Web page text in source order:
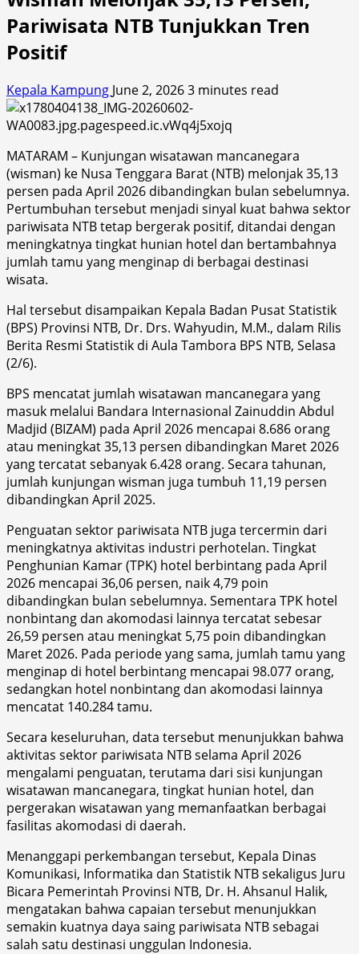
Pariwisata NTB Tunjukkan Tren
Positif
Kepala Kampung June 2, 20263 minutes read
MATARAM – Kunjungan wisatawan mancanegara
(wisman) ke Nusa Tenggara Barat (NTB) melonjak 35,13
persen pada April 2026 dibandingkan bulan sebelumnya.
Pertumbuhan tersebut menjadi sinyal kuat bahwa sektor
pariwisata NTB tetap bergerak positif, ditandai dengan
meningkatnya tingkat hunian hotel dan bertambahnya
jumlah tamu yang menginap di berbagai destinasi
wisata.
Hal tersebut disampaikan Kepala Badan Pusat Statistik
(BPS) Provinsi NTB, Dr. Drs. Wahyudin, M.M., dalam Rilis
Berita Resmi Statistik di Aula Tambora BPS NTB, Selasa
(2/6).
BPS mencatat jumlah wisatawan mancanegara yang
masuk melalui Bandara Internasional Zainuddin Abdul
Madjid (BIZAM) pada April 2026 mencapai 8.686 orang
atau meningkat 35,13 persen dibandingkan Maret 2026
yang tercatat sebanyak 6.428 orang. Secara tahunan,
jumlah kunjungan wisman juga tumbuh 11,19 persen
dibandingkan April 2025.
Penguatan sektor pariwisata NTB juga tercermin dari
meningkatnya aktivitas industri perhotelan. Tingkat
Penghunian Kamar (TPK) hotel berbintang pada April
2026 mencapai 36,06 persen, naik 4,79 poin
dibandingkan bulan sebelumnya. Sementara TPK hotel
nonbintang dan akomodasi lainnya tercatat sebesar
26,59 persen atau meningkat 5,75 poin dibandingkan
Maret 2026. Pada periode yang sama, jumlah tamu yang
menginap di hotel berbintang mencapai 98.077 orang,
sedangkan hotel nonbintang dan akomodasi lainnya
mencatat 140.284 tamu.
Secara keseluruhan, data tersebut menunjukkan bahwa
aktivitas sektor pariwisata NTB selama April 2026
mengalami penguatan, terutama dari sisi kunjungan
wisatawan mancanegara, tingkat hunian hotel, dan
pergerakan wisatawan yang memanfaatkan berbagai
fasilitas akomodasi di daerah.
Menanggapi perkembangan tersebut, Kepala Dinas
Komunikasi, Informatika dan Statistik NTB sekaligus Juru
Bicara Pemerintah Provinsi NTB, Dr. H. Ahsanul Halik,
mengatakan bahwa capaian tersebut menunjukkan
semakin kuatnya daya saing pariwisata NTB sebagai
salah satu destinasi unggulan Indonesia.